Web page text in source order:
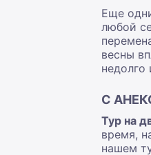
Еще
любой
весны
недолго
С
Тур на
время,
нашем